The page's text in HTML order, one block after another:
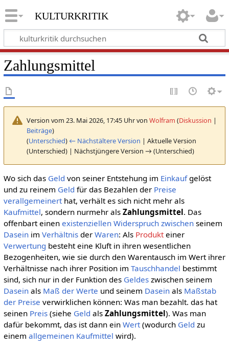
kulturkritik
Zahlungsmittel
Version vom 23. Mai 2026, 17:45 Uhr von Wolfram (Diskussion |
Beiträge)
(Unterschied) ← Nächstältere Version | Aktuelle Version
(Unterschied) | Nächstjüngere Version → (Unterschied)
Wo sich das Geld von seiner Entstehung im Einkaufgelöst
und zu reinem Geld für das Bezahlen der Preise
verallgemeinerthat, verhält es sich nicht mehr als
Kaufmittel, sondern nurmehr als Zahlungsmittel. Das
offenbart einen existenziellen Widerspruch zwischenseinem
Daseinim Verhältnisder Waren: Als Produkteiner
Verwertung besteht eine Kluft in ihren wesentlichen
Bezogenheiten, wie sie durch den Warentausch im Wert ihrer
Verhältnisse nach ihrer Position im Tauschhandel bestimmt
sind, sich nur in der Funktion des Geldeszwischen seinem
Daseinals Maß der Werte und seinem Daseinals Maßstab
der Preise verwirklichen können: Was man bezahlt. das hat
seinen Preis(siehe Geld als Zahlungsmittel). Was man
dafür bekommt, das ist dann ein Wert(wodurch Geld zu
einem allgemeinen Kaufmittel wird).